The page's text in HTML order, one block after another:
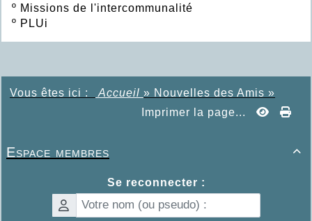
º Missions de l'intercommunalité
º PLUi
Vous êtes ici : Accueil » Nouvelles des Amis »
Imprimer la page...

Espace membres
Se reconnecter :